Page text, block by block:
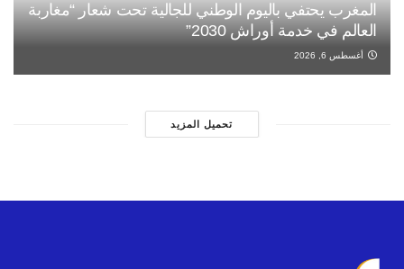
المغرب يحتفي باليوم الوطني للجالية تحت شعار “مغاربة
العالم في خدمة أوراش 2030”
أغسطس 6, 2026
تحميل المزيد